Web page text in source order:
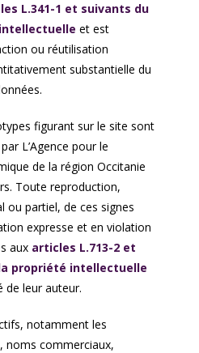
L.341-1 et suivants du
et est
ou réutilisation
substantielle du
figurant sur le site sont
L’Agence pour le
de la région Occitanie
Toute reproduction,
partiel, de ces signes
expresse et en violation
aux articles L.713-2 et
propriété intellectuelle
de leur auteur.
notamment les
noms commerciaux,